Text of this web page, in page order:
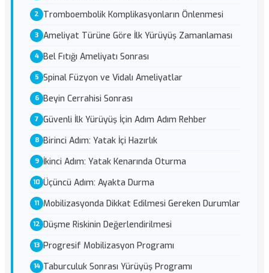
Tromboembolik Komplikasyonların Önlenmesi
Ameliyat Türüne Göre İlk Yürüyüş Zamanlaması
Bel Fıtığı Ameliyatı Sonrası
Spinal Füzyon ve Vidalı Ameliyatlar
Beyin Cerrahisi Sonrası
Güvenli İlk Yürüyüş İçin Adım Adım Rehber
Birinci Adım: Yatak İçi Hazırlık
İkinci Adım: Yatak Kenarında Oturma
Üçüncü Adım: Ayakta Durma
Mobilizasyonda Dikkat Edilmesi Gereken Durumlar
Düşme Riskinin Değerlendirilmesi
Progresif Mobilizasyon Programı
Taburculuk Sonrası Yürüyüş Programı